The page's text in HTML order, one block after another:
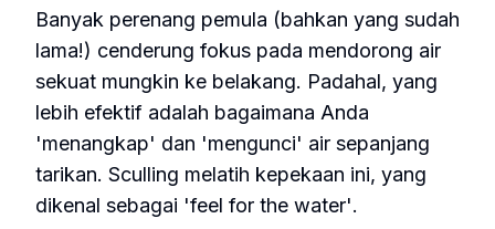
Banyak perenang pemula (bahkan yang sudah
lama!) cenderung fokus pada mendorong air
sekuat mungkin ke belakang. Padahal, yang
lebih efektif adalah bagaimana Anda
'menangkap' dan 'mengunci' air sepanjang
tarikan. Sculling melatih kepekaan ini, yang
dikenal sebagai 'feel for the water'.